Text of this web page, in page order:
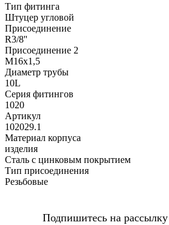
Тип фитинга
Штуцер угловой
Присоединение
R3/8''
Присоединение 2
M16x1,5
Диаметр трубы
10L
Серия фитингов
1020
Артикул
102029.1
Материал корпуса
изделия
Сталь с цинковым покрытием
Тип присоединения
Резьбовые
Подпишитесь на рассылку